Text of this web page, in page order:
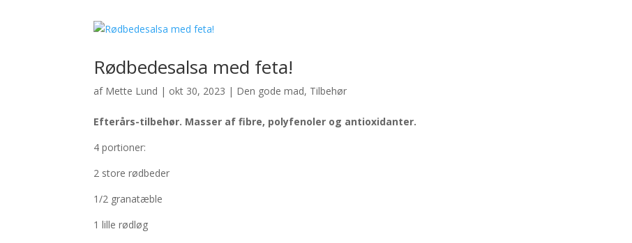
Rødbedesalsa med feta!
af Mette Lund | okt 30, 2023 | Den gode mad, Tilbehør
Efterårs-tilbehør. Masser af fibre, polyfenoler og antioxidanter.
4 portioner:
2 store rødbeder
1/2 granatæble
1 lille rødløg